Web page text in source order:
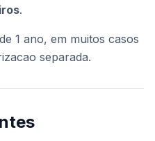
.
1 ano, em muitos casos
separada.